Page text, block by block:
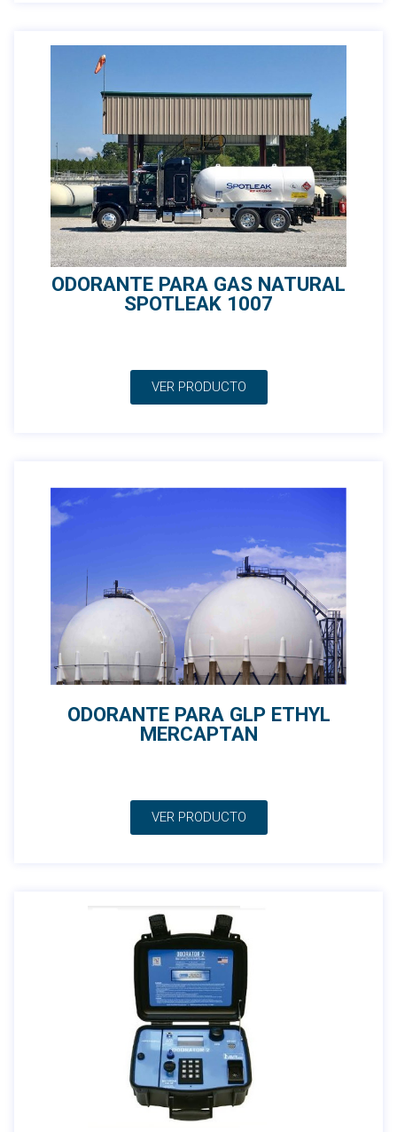
ODORANTE PARA GAS NATURAL
SPOTLEAK 1007
VER PRODUCTO
ODORANTE PARA GLP ETHYL
MERCAPTAN
VER PRODUCTO